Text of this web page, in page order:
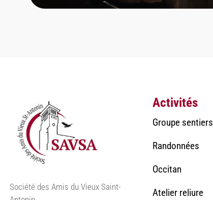
Société des Amis du Vieux Saint-
Activités
Groupe sentiers
Randonnées
Occitan
Atelier reliure